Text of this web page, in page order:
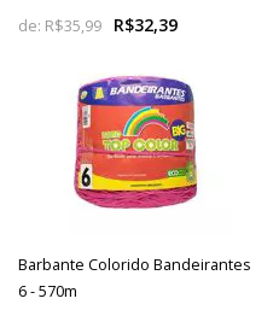
de: R$35,99 R$32,39
Barbante Colorido Bandeirantes
6 - 570m